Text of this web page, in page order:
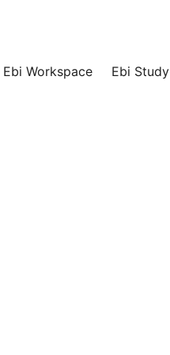
Ebi Workspace Ebi Study